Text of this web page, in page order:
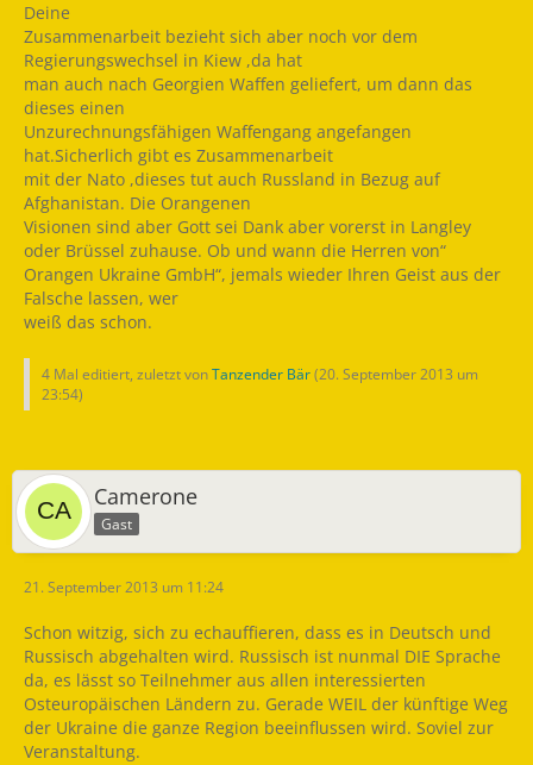
Deine
Zusammenarbeit bezieht sich aber noch vor dem
Regierungswechsel in Kiew ,da hat
man auch nach Georgien Waffen geliefert, um dann das
dieses einen
Unzurechnungsfähigen Waffengang angefangen
hat.Sicherlich gibt es Zusammenarbeit
mit der Nato ,dieses tut auch Russland in Bezug auf
Afghanistan. Die Orangenen
Visionen sind aber Gott sei Dank aber vorerst in Langley
oder Brüssel zuhause. Ob und wann die Herren von“
Orangen Ukraine GmbH“, jemals wieder Ihren Geist aus der
Falsche lassen, wer
weiß das schon.
4 Mal editiert, zuletzt vonTanzender Bär(20. September 2013 um
23:54)
Camerone
Gast
21. September 2013 um 11:24
Schon witzig, sich zu echauffieren, dass es in Deutsch und
Russisch abgehalten wird. Russisch ist nunmal DIE Sprache
da, es lässt so Teilnehmer aus allen interessierten
Osteuropäischen Ländern zu. Gerade WEIL der künftige Weg
der Ukraine die ganze Region beeinflussen wird. Soviel zur
Veranstaltung.